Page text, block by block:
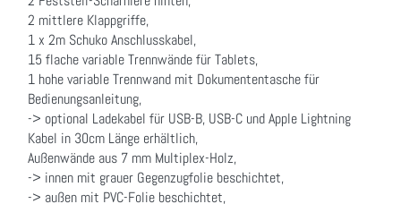
2 mittlere Klappgriffe,
1 x 2m Schuko Anschlusskabel,
15 flache variable Trennwände für Tablets,
1 hohe variable Trennwand mit Dokumententasche für
Bedienungsanleitung,
-> optional Ladekabel für USB-B, USB-C und Apple Lightning
Kabel in 30cm Länge erhältlich,
Außenwände aus 7 mm Multiplex-Holz,
-> innen mit grauer Gegenzugfolie beschichtet,
-> außen mit PVC-Folie beschichtet,